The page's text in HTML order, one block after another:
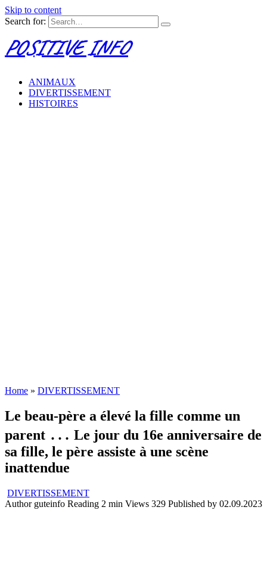
Skip to content
Search for:
POSITIVE INFO
ANIMAUX
DIVERTISSEMENT
HISTOIRES
Home » DIVERTISSEMENT
Le beau-père a élevé la fille comme un
parent ․․․ Le jour du 16e anniversaire de
sa fille, le père assiste à une scène
inattendue
DIVERTISSEMENT
Author guteinfo Reading 2 min Views 329 Published by 02.09.2023